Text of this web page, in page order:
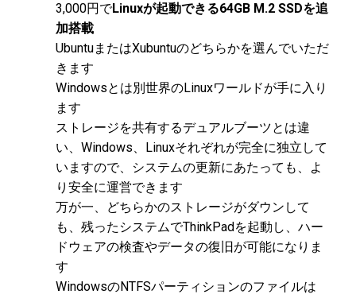
3,000円でLinuxが起動できる64GB M.2 SSDを追
加搭載
UbuntuまたはXubuntuのどちらかを選んでいただ
きます
Windowsとは別世界のLinuxワールドが手に入り
ます
ストレージを共有するデュアルブーツとは違
い、Windows、Linuxそれぞれが完全に独立して
いますので、システムの更新にあたっても、よ
り安全に運営できます
万が一、どちらかのストレージがダウンして
も、残ったシステムでThinkPadを起動し、ハー
ドウェアの検査やデータの復旧が可能になりま
す
WindowsのNTFSパーティションのファイルは